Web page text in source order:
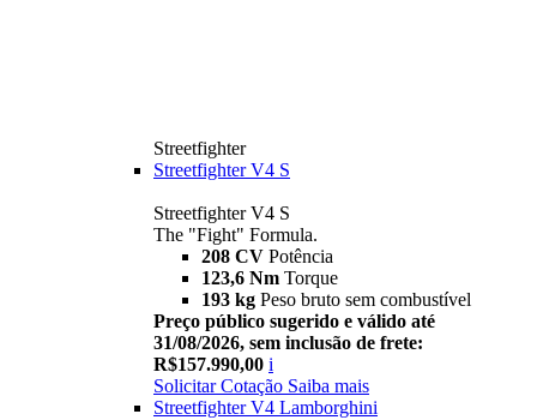
Streetfighter
Streetfighter V4 S
Streetfighter V4 S
The "Fight" Formula.
208 CV Potência
123,6 Nm Torque
193 kg Peso bruto sem combustível
Preço público sugerido e válido até
31/08/2026, sem inclusão de frete:
R$157.990,00 i
Solicitar Cotação Saiba mais
Streetfighter V4 Lamborghini